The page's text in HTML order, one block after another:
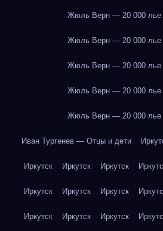
Жюль Верн — 20 000 лье
Жюль Верн — 20 000 лье
Жюль Верн — 20 000 лье
Жюль Верн — 20 000 лье
Жюль Верн — 20 000 лье
Иван Тургенев — Отцы и дети
Иркутск Иркутск Иркутск
Иркутск Иркутск Иркутск
Иркутск Иркутск Иркутск